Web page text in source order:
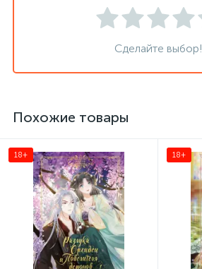
Сделайте выбор!
Похожие товары
18+ 18+